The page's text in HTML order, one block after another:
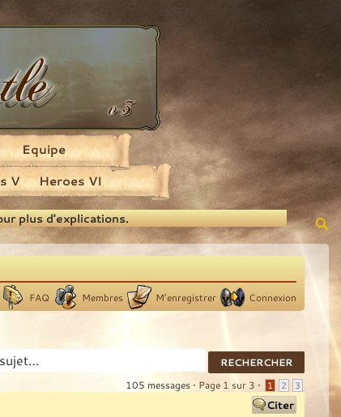
V Heroes VI
Equipe
plus d'explications.
FAQ Membres M’enregistrer Connexion
105 messages • Page 1 sur 3 • 1 2 3